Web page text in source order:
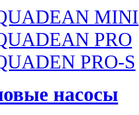
MINI
PRO
PRO-S
насосы